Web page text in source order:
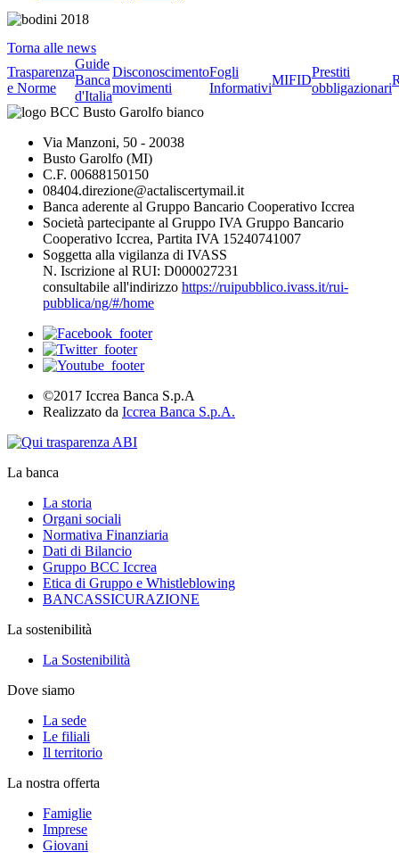
Torna alle news
Trasparenza
e Norme
Guide
Banca
d'Italia
Disconoscimento
movimenti
Fogli
Informativi
MIFID
Prestiti
obbligazionari
Via Manzoni, 50 - 20038
Busto Garolfo (MI)
C.F. 00688150150
08404.direzione@actaliscertymail.it
Banca aderente al Gruppo Bancario Cooperativo Iccrea
Società partecipante al Gruppo IVA Gruppo Bancario
Cooperativo Iccrea, Partita IVA 15240741007
Soggetta alla vigilanza di IVASS
N. Iscrizione al RUI: D000027231
consultabile all'indirizzo https://ruipubblico.ivass.it/rui-
pubblica/ng/#/home
©2017 Iccrea Banca S.p.A
Realizzato da Iccrea Banca S.p.A.
La banca
La storia
Organi sociali
Normativa Finanziaria
Dati di Bilancio
Gruppo BCC Iccrea
Etica di Gruppo e Whistleblowing
BANCASSICURAZIONE
La sostenibilità
La Sostenibilità
Dove siamo
La sede
Le filiali
Il territorio
La nostra offerta
Famiglie
Imprese
Giovani